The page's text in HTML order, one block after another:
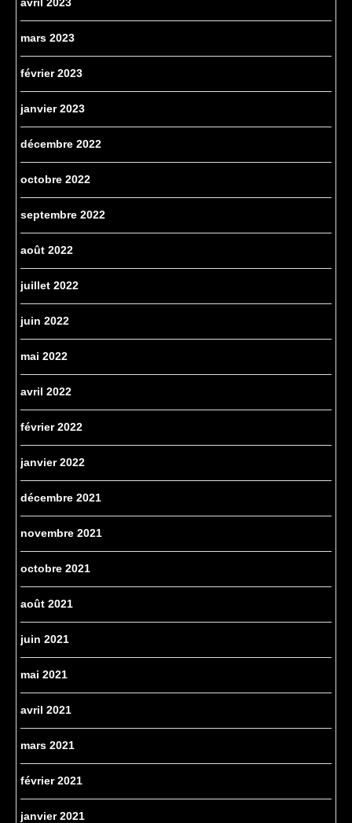
mars 2023
février 2023
janvier 2023
décembre 2022
octobre 2022
septembre 2022
août 2022
juillet 2022
juin 2022
mai 2022
avril 2022
février 2022
janvier 2022
décembre 2021
novembre 2021
octobre 2021
août 2021
juin 2021
mai 2021
avril 2021
mars 2021
février 2021
janvier 2021